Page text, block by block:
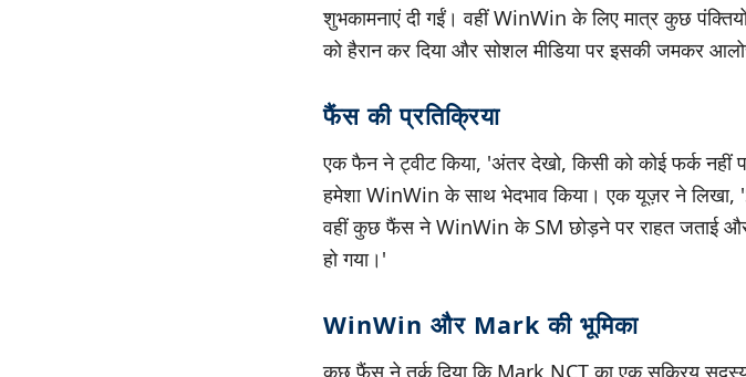
शुभकामनाएं दी गईं। वहीं WinWin के लिए मात्र कुछ
को हैरान कर दिया और सोशल मीडिया पर इसकी जमकर
फैंस की प्रतिक्रिया
एक फैन ने ट्वीट किया, 'अंतर देखो, किसी को कोई फर्क
हमेशा WinWin के साथ भेदभाव किया। एक यूज़र ने
वहीं कुछ फैंस ने WinWin के SM छोड़ने पर राहत जताई
हो गया।'
WinWin और Mark की भूमिका